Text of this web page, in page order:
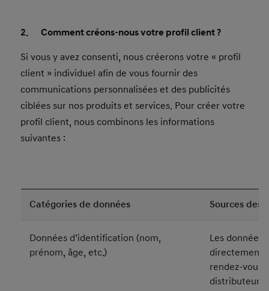
2. Comment créons-nous votre profil client ?
Si vous y avez consenti, nous créerons votre « profil
client » individuel afin de vous fournir des
communications personnalisées et des publicités
ciblées sur nos produits et services. Pour créer votre
profil client, nous combinons les informations
suivantes :
Catégories de données Sources des
Données d’identification (nom,
prénom, âge, etc.)
Les données
directement
rendez-vous
distributeurs